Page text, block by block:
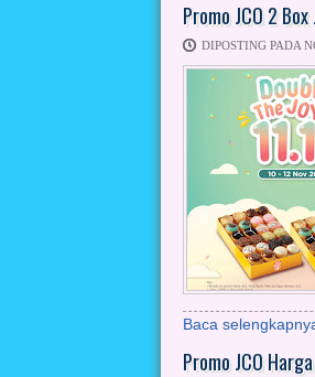
Promo JCO 2
DIPOSTING PADA
Baca
Promo JCO